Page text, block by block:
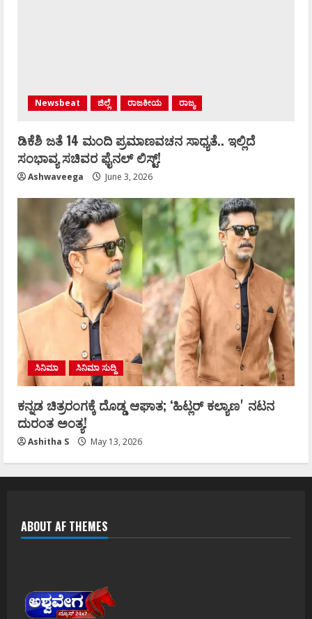
Newsbeat ಜಿಲ್ಲೆ ರಾಜಕೀಯ ರಾಜ್ಯ
ಡಿಕೆಶಿ ಜತೆ 14 ಮಂದಿ ಪ್ರಮಾಣವಚನ ಸಾಧ್ಯತೆ.. ಇಲ್ಲಿದೆ
ಸಂಭಾವ್ಯ ಸಚಿವರ ಫೈನಲ್ ಲಿಸ್ಟ್‌!
Ashwaveega June 3, 2026
ಸಿನಿಮಾ ಸಿನಿಮಾ ಸುದ್ದಿ
ಕನ್ನಡ ಚಿತ್ರರಂಗಕ್ಕೆ ದೊಡ್ಡ ಆಘಾತ; ʻಹಿಟ್ಲರ್ ಕಲ್ಯಾಣʼ ನಟನ
ದುರಂತ ಅಂತ್ಯ!
Ashitha S May 13, 2026
ABOUT AF THEMES